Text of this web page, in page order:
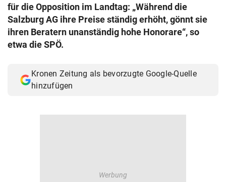
für die Opposition im Landtag: „Während die
Salzburg AG ihre Preise ständig erhöht, gönnt sie
ihren Beratern unanständig hohe Honorare“, so
etwa die SPÖ.
Kronen Zeitung als bevorzugte Google-Quelle
hinzufügen